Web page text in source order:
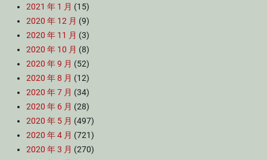
2021 年 1 月 (15)
2020 年 12 月 (9)
2020 年 11 月 (3)
2020 年 10 月 (8)
2020 年 9 月 (52)
2020 年 8 月 (12)
2020 年 7 月 (34)
2020 年 6 月 (28)
2020 年 5 月 (497)
2020 年 4 月 (721)
2020 年 3 月 (270)